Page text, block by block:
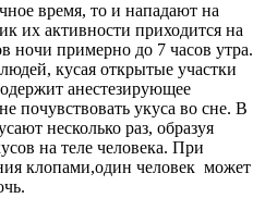
время, то и нападают на
их активности приходится на
ночи примерно до 7 часов утра.
кусая открытые участки
анестезирующее
почувствовать укуса во сне. В
несколько раз, образуя
на теле человека. При
клопами,один человек может